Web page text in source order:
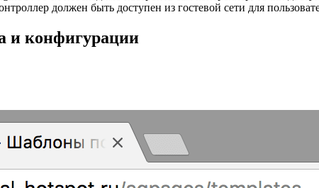
должен быть доступен из гостевой сети для
и конфигурации